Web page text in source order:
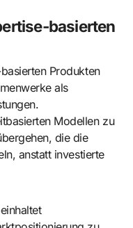
basierten
Produkten
als
Modellen zu
die die
anstatt investierte